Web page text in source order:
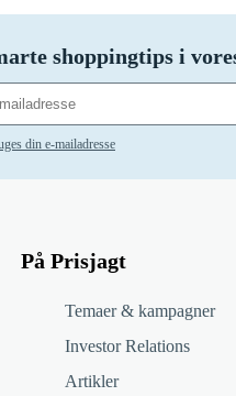
shoppingtips i
din e-mailadresse
På Prisjagt
Temaer & kampagner
Investor Relations
Artikler